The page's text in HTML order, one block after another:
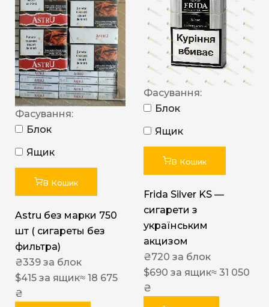
Фасування:
Блок
Ящик
В Кошик
Astru без марки 750
шт ( сигареты без
фильтра)
₴339 за блок
$415 за ящик≈ 18 675
₴
Фасування:
Блок
Ящик
В Кошик
Frida Silver KS —
сигарети з
українським
акцизом
₴720 за блок
$690 за ящик≈ 31 050
₴